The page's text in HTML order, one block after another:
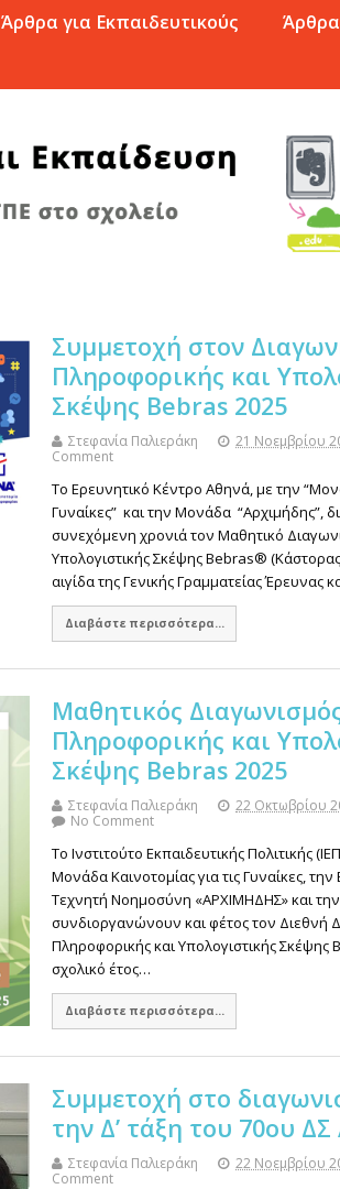
Άρθρα για Εκπαιδευτικούς
Συμμετοχή στον
Πληροφορικής και
Σκέψης Bebras 2025
Στεφανία Παλιεράκη 21 Νοεμβρίου
Comment
Το Ερευνητικό Κέντρο Αθηνά, με την
Γυναίκες” και την Μονάδα “Αρχιμήδης”,
συνεχόμενη χρονιά τον Μαθητικό
Υπολογιστικής Σκέψης Bebras®
αιγίδα της Γενικής Γραμματείας Έρευνας
Διαβάστε περισσότερα...
Μαθητικός
Πληροφορικής και
Σκέψης Bebras 2025
Στεφανία Παλιεράκη 22 Οκτωβρίου
No Comment
Το Ινστιτούτο Εκπαιδευτικής Πολιτικής
Μονάδα Καινοτομίας για τις Γυναίκες,
Τεχνητή Νοημοσύνη «ΑΡΧΙΜΗΔΗΣ» και
συνδιοργανώνουν και φέτος τον Διεθνή
Πληροφορικής και Υπολογιστικής
σχολικό έτος…
Διαβάστε περισσότερα...
Συμμετοχή στο
την Δ’ τάξη του 70ου
Στεφανία Παλιεράκη 22 Νοεμβρίου
Comment